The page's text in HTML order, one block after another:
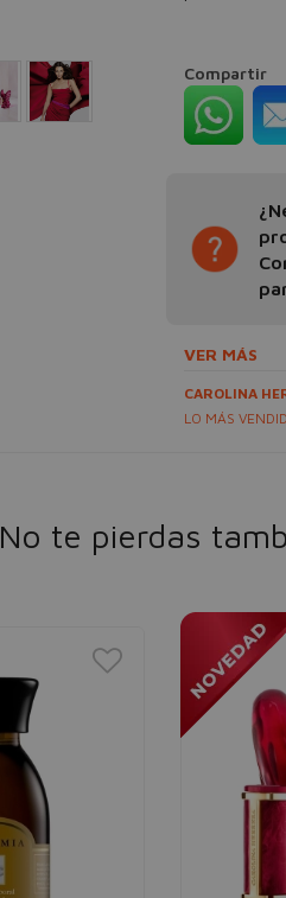
Compartir
VER MÁS
CAROLINA
LO MÁS
No te pierdas